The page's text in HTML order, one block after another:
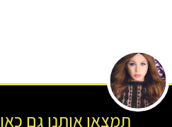
תמצאו אותנו גם כאן